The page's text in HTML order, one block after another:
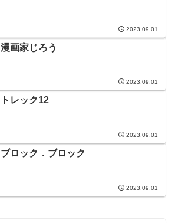
2023.09.01
漫画家じろう
2023.09.01
トレック12
2023.09.01
ブロック．ブロック
2023.09.01